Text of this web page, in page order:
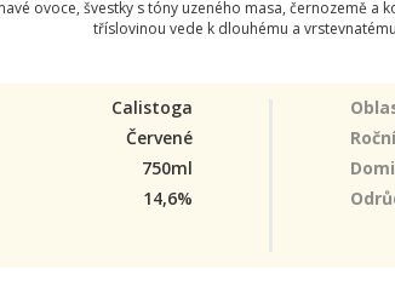
ovoce, švestky s tóny uzeného masa, černozemě
tříslovinou vede k dlouhému a
Calistoga
Červené
750ml
14,6%